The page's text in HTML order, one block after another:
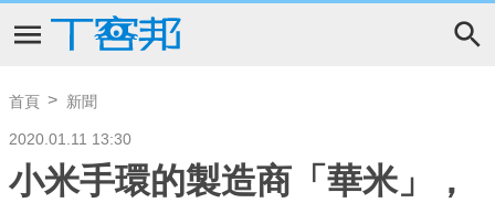
首頁 新聞
2020.01.11 13:30
小米手環的製造商「華米」，